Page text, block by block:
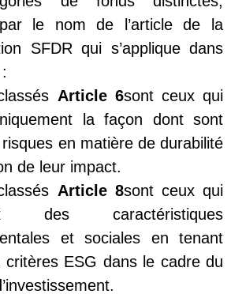
le nom de l’article de la
SFDR qui s’applique dans
Article 6sont ceux qui
la façon dont sont
en matière de durabilité
de leur impact.
Article 8sont ceux qui
des caractéristiques
et sociales en tenant
critères ESG dans le cadre du